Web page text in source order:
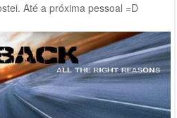
Até a próxima pessoal =D